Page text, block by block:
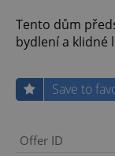
Tento dům
bydlení a klidné
Save to
Offer ID